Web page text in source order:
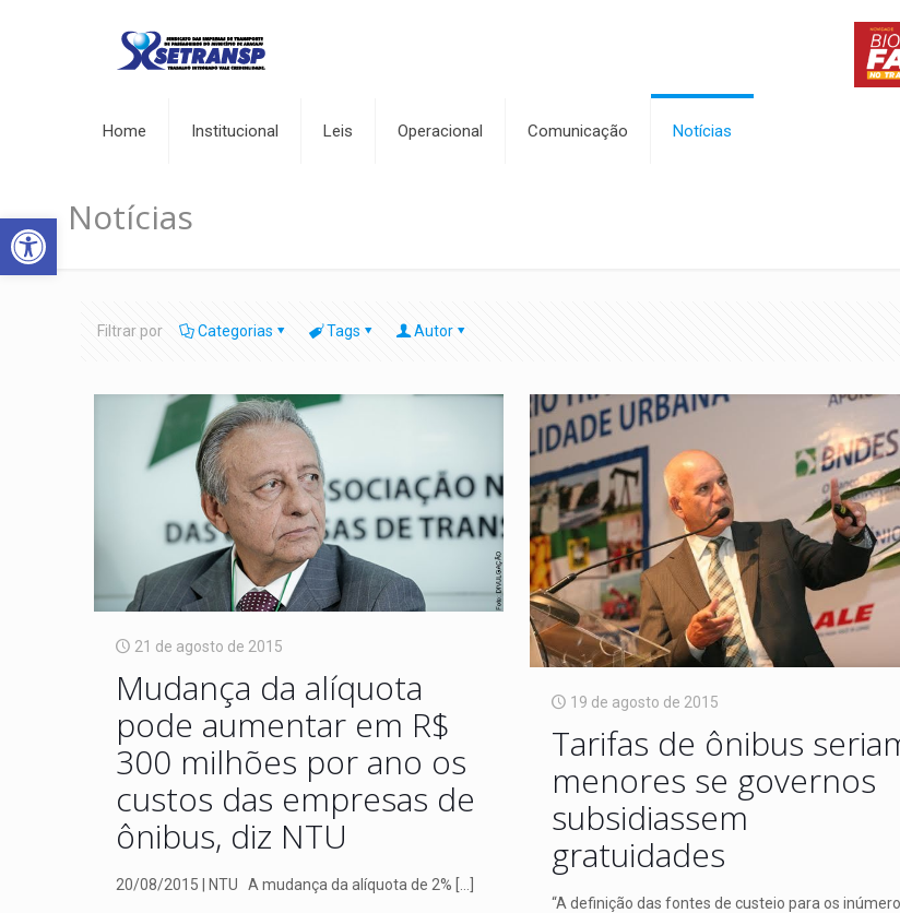
Abrir a barra de ferramentas
Home Institucional Leis Operacional Comunicação Notícias
Notícias
Filtrar por Categorias Tags Autor
21 de agosto de 2015
Mudança da alíquota
pode aumentar em R$
300 milhões por ano os
custos das empresas de
ônibus, diz NTU
20/08/2015 | NTU A mudança da alíquota de 2% […]
19 de agosto de 2015
Tarifas de ônibus
menores se governos
subsidiassem
gratuidades
“A definição das fontes de custeio para os